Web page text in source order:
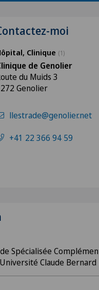
moi
Clinique (1)
de Genolier
du Muids 3
Genolier
llestrade@genolier.net
+41 22 366 94 59
Spécialisée
Claude Bernard